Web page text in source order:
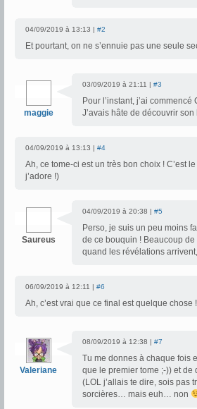
04/09/2019 à 13:13 | #2
Et pourtant, on ne s’ennuie pas une seule
maggie
03/09/2019 à 21:11 | #3
Pour l’instant, j’ai
J’avais hâte de découvrir
04/09/2019 à 13:13 | #4
Ah, ce tome-ci est un très bon choix ! C’est
j’adore !)
Saureus
04/09/2019 à 20:38 | #5
Perso, je suis un peu moins
de ce bouquin ! Beaucoup
quand les révélations
06/09/2019 à 12:11 | #6
Ah, c’est vrai que ce final est quelque chose
Valeriane
08/09/2019 à 12:38 | #7
Tu me donnes à chaque fois
que le premier tome ;-)) et
(LOL j’allais te dire, sois pas
sorcières… mais euh… non